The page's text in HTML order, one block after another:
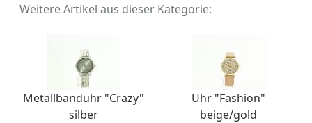
Weitere Artikel aus dieser Kategorie:
Metallbanduhr "Crazy"
silber
Uhr "Fashion"
beige/gold